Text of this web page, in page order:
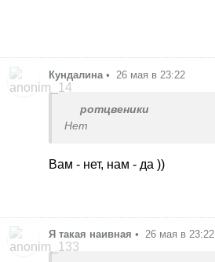
Кундалина • 26 мая в 23:22
ротцвеники
Нет
Вам - нет, нам - да ))
Я такая наивная • 26 мая в 23:22